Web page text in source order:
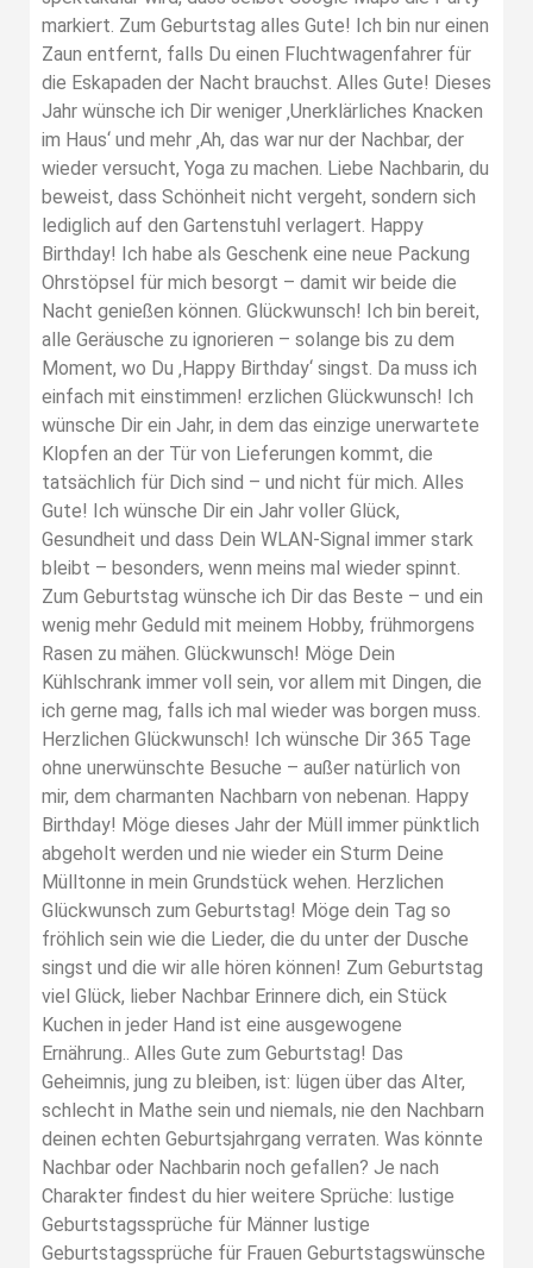
markiert. Zum Geburtstag alles Gute! Ich bin nur einen
Zaun entfernt, falls Du einen Fluchtwagenfahrer für
die Eskapaden der Nacht brauchst. Alles Gute! Dieses
Jahr wünsche ich Dir weniger ‚Unerklärliches Knacken
im Haus‘ und mehr ‚Ah, das war nur der Nachbar, der
wieder versucht, Yoga zu machen. Liebe Nachbarin, du
beweist, dass Schönheit nicht vergeht, sondern sich
lediglich auf den Gartenstuhl verlagert. Happy
Birthday! Ich habe als Geschenk eine neue Packung
Ohrstöpsel für mich besorgt – damit wir beide die
Nacht genießen können. Glückwunsch! Ich bin bereit,
alle Geräusche zu ignorieren – solange bis zu dem
Moment, wo Du ‚Happy Birthday‘ singst. Da muss ich
einfach mit einstimmen! erzlichen Glückwunsch! Ich
wünsche Dir ein Jahr, in dem das einzige unerwartete
Klopfen an der Tür von Lieferungen kommt, die
tatsächlich für Dich sind – und nicht für mich. Alles
Gute! Ich wünsche Dir ein Jahr voller Glück,
Gesundheit und dass Dein WLAN-Signal immer stark
bleibt – besonders, wenn meins mal wieder spinnt.
Zum Geburtstag wünsche ich Dir das Beste – und ein
wenig mehr Geduld mit meinem Hobby, frühmorgens
Rasen zu mähen. Glückwunsch! Möge Dein
Kühlschrank immer voll sein, vor allem mit Dingen, die
ich gerne mag, falls ich mal wieder was borgen muss.
Herzlichen Glückwunsch! Ich wünsche Dir 365 Tage
ohne unerwünschte Besuche – außer natürlich von
mir, dem charmanten Nachbarn von nebenan. Happy
Birthday! Möge dieses Jahr der Müll immer pünktlich
abgeholt werden und nie wieder ein Sturm Deine
Mülltonne in mein Grundstück wehen. Herzlichen
Glückwunsch zum Geburtstag! Möge dein Tag so
fröhlich sein wie die Lieder, die du unter der Dusche
singst und die wir alle hören können! Zum Geburtstag
viel Glück, lieber Nachbar Erinnere dich, ein Stück
Kuchen in jeder Hand ist eine ausgewogene
Ernährung.. Alles Gute zum Geburtstag! Das
Geheimnis, jung zu bleiben, ist: lügen über das Alter,
schlecht in Mathe sein und niemals, nie den Nachbarn
deinen echten Geburtsjahrgang verraten. Was könnte
Nachbar oder Nachbarin noch gefallen? Je nach
Charakter findest du hier weitere Sprüche: lustige
Geburtstagssprüche für Männer lustige
Geburtstagssprüche für Frauen Geburtstagswünsche